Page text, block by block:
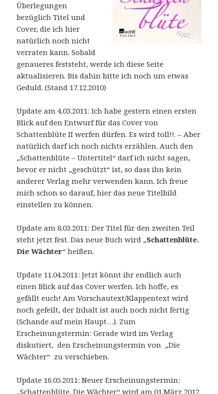
Überlegungen
bezüglich Titel und
Cover, die ich hier
natürlich noch nicht
verraten kann. Sobald
genaueres feststeht, werde ich diese Seite
aktualisieren. Bis dahin bitte ich noch um etwas
Geduld. (Stand 17.12.2010)
Update am 4.03.2011: Ich habe gestern einen ersten
Blick auf den Entwurf für das Cover von
Schattenblüte II werfen dürfen. Es wird toll!!. – Aber
natürlich darf ich noch nichts erzählen. Auch den
„Schattenblüte – Untertitel“ darf ich nicht sagen,
bevor er nicht „geschützt“ ist, so dass ihn kein
anderer Verlag mehr verwenden kann. Ich freue
mich schon so darauf, hier das neue Titelbild
einstellen zu können.
Update am 8.03.2011: Der Titel für den zweiten Teil
steht jetzt fest. Das neue Buch wird „Schattenblüte.
Die Wächter“ heißen.
Update 11.04.2011: Jetzt könnt ihr endlich auch
einen Blick auf das Cover werfen. Ich hoffe, es
gefällt euch! Am Vorschautext/Klappentext wird
noch gefeilt, der Inhalt ist auch noch nicht fertig
(Schande auf mein Haupt…). Zum
Erscheinungstermin: Gerade wird im Verlag
diskutiert, den Erscheinungstermin von „Die
Wächter“ zu verschieben.
Update 16.05.2011: Neuer Erscheinungstermin:
„Schattenblüte. Die Wächter“ wird am 01.März 2012